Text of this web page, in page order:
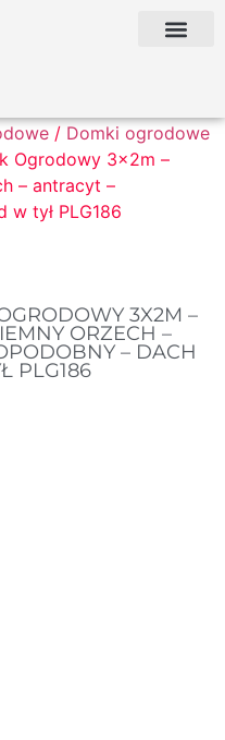
/ Domki ogrodowe
Ogrodowy 3x2m –
– antracyt –
tył PLG186
3X2M –
ORZECH –
– DACH
PLG186